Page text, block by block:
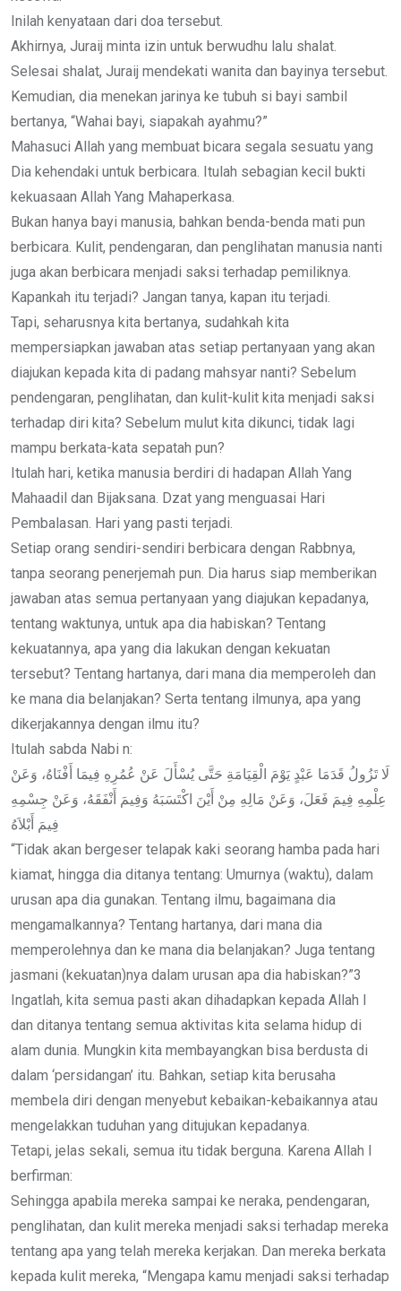
Inilah kenyataan dari doa tersebut.
Akhirnya, Juraij minta izin untuk berwudhu lalu shalat.
Selesai shalat, Juraij mendekati wanita dan bayinya tersebut.
Kemudian, dia menekan jarinya ke tubuh si bayi sambil
bertanya, “Wahai bayi, siapakah ayahmu?”
Mahasuci Allah yang membuat bicara segala sesuatu yang
Dia kehendaki untuk berbicara. Itulah sebagian kecil bukti
kekuasaan Allah Yang Mahaperkasa.
Bukan hanya bayi manusia, bahkan benda-benda mati pun
berbicara. Kulit, pendengaran, dan penglihatan manusia nanti
juga akan berbicara menjadi saksi terhadap pemiliknya.
Kapankah itu terjadi? Jangan tanya, kapan itu terjadi.
Tapi, seharusnya kita bertanya, sudahkah kita
mempersiapkan jawaban atas setiap pertanyaan yang akan
diajukan kepada kita di padang mahsyar nanti? Sebelum
pendengaran, penglihatan, dan kulit-kulit kita menjadi saksi
terhadap diri kita? Sebelum mulut kita dikunci, tidak lagi
mampu berkata-kata sepatah pun?
Itulah hari, ketika manusia berdiri di hadapan Allah Yang
Mahaadil dan Bijaksana. Dzat yang menguasai Hari
Pembalasan. Hari yang pasti terjadi.
Setiap orang sendiri-sendiri berbicara dengan Rabbnya,
tanpa seorang penerjemah pun. Dia harus siap memberikan
jawaban atas semua pertanyaan yang diajukan kepadanya,
tentang waktunya, untuk apa dia habiskan? Tentang
kekuatannya, apa yang dia lakukan dengan kekuatan
tersebut? Tentang hartanya, dari mana dia memperoleh dan
ke mana dia belanjakan? Serta tentang ilmunya, apa yang
dikerjakannya dengan ilmu itu?
Itulah sabda Nabi n:
لَا تَزُولُ قَدَمَا عَبْدٍ يَوْمَ الْقِيَامَةِ حَتَّى يُسْأَلَ عَنْ عُمُرِهِ فِيمَا أَفْنَاهُ، وَعَنْ
عِلْمِهِ فِيمَ فَعَلَ، وَعَنْ مَالِهِ مِنْ أَيْنَ اكْتَسَبَهُ وَفِيمَ أَنْفَقَهُ، وَعَنْ جِسْمِهِ
فِيمَ أَبْلاَهُ
“Tidak akan bergeser telapak kaki seorang hamba pada hari
kiamat, hingga dia ditanya tentang: Umurnya (waktu), dalam
urusan apa dia gunakan. Tentang ilmu, bagaimana dia
mengamalkannya? Tentang hartanya, dari mana dia
memperolehnya dan ke mana dia belanjakan? Juga tentang
jasmani (kekuatan)nya dalam urusan apa dia habiskan?”3
Ingatlah, kita semua pasti akan dihadapkan kepada Allah l
dan ditanya tentang semua aktivitas kita selama hidup di
alam dunia. Mungkin kita membayangkan bisa berdusta di
dalam ‘persidangan’ itu. Bahkan, setiap kita berusaha
membela diri dengan menyebut kebaikan-kebaikannya atau
mengelakkan tuduhan yang ditujukan kepadanya.
Tetapi, jelas sekali, semua itu tidak berguna. Karena Allah l
berfirman:
Sehingga apabila mereka sampai ke neraka, pendengaran,
penglihatan, dan kulit mereka menjadi saksi terhadap mereka
tentang apa yang telah mereka kerjakan. Dan mereka berkata
kepada kulit mereka, “Mengapa kamu menjadi saksi terhadap